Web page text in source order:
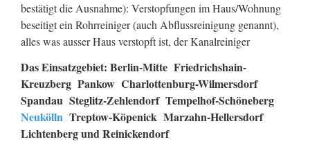
bestätigt die Ausnahme): Verstopfungen im Haus/Wohnung
beseitigt ein Rohrreiniger (auch Abflussreinigung genannt),
alles was ausser Haus verstopft ist, der Kanalreiniger
Das Einsatzgebiet: Berlin-Mitte Friedrichshain-
Kreuzberg Pankow Charlottenburg-Wilmersdorf
Spandau Steglitz-Zehlendorf Tempelhof-Schöneberg
Neukölln Treptow-Köpenick Marzahn-Hellersdorf
Lichtenberg und Reinickendorf